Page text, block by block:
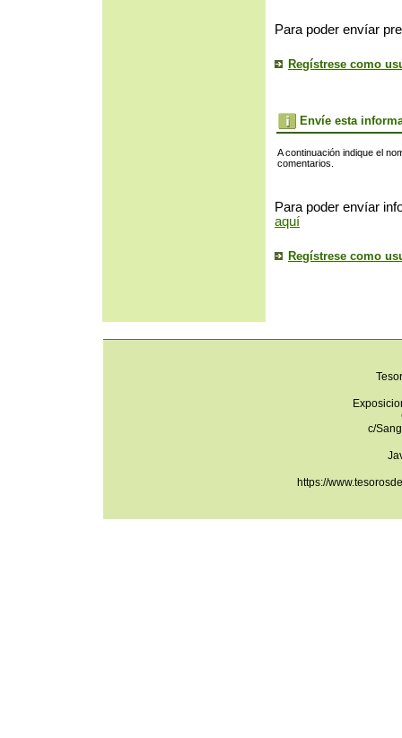
Para poder envíar
Regístrese como
Envíe esta
A continuación indique el
comentarios.
Para poder envíar
aquí
Regístrese como
c/
https://